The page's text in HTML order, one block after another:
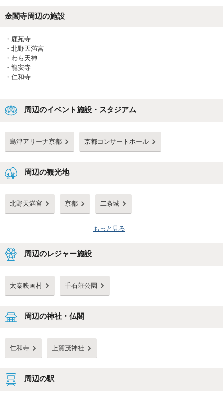
金閣寺周辺の施設
・ 鹿苑寺
・ 北野天満宮
・ わら天神
・ 龍安寺
・ 仁和寺
周辺のイベント施設・スタジアム
島津アリーナ京都 京都コンサートホール
周辺の観光地
北野天満宮 京都 二条城
もっと見る
周辺のレジャー施設
太秦映画村 千石荘公園
周辺の神社・仏閣
仁和寺 上賀茂神社
周辺の駅